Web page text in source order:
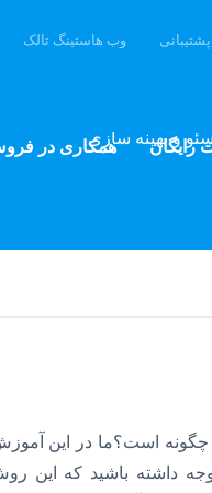
همکاری در رایگان
وب هاستینگ تالک پشتیبانی
و بهینه سازی
چگونه است؟ما در این
داشته باشید که